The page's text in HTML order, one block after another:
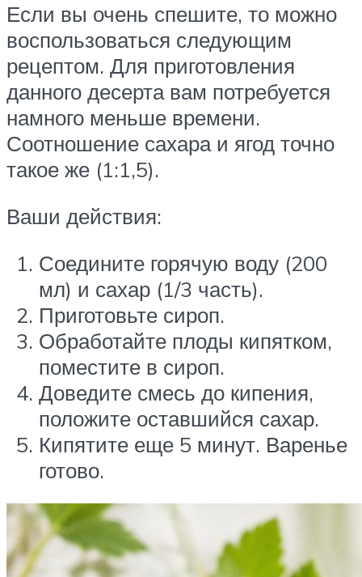
Если вы очень спешите, то можно
воспользоваться следующим
рецептом. Для приготовления
данного десерта вам потребуется
намного меньше времени.
Соотношение сахара и ягод точно
такое же (1:1,5).
Ваши действия:
Соедините горячую воду (200
мл) и сахар (1/3 часть).
Приготовьте сироп.
Обработайте плоды кипятком,
поместите в сироп.
Доведите смесь до кипения,
положите оставшийся сахар.
Кипятите еще 5 минут. Варенье
готово.